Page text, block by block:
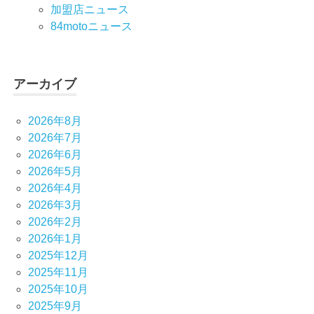
加盟店ニュース
84motoニュース
アーカイブ
2026年8月
2026年7月
2026年6月
2026年5月
2026年4月
2026年3月
2026年2月
2026年1月
2025年12月
2025年11月
2025年10月
2025年9月